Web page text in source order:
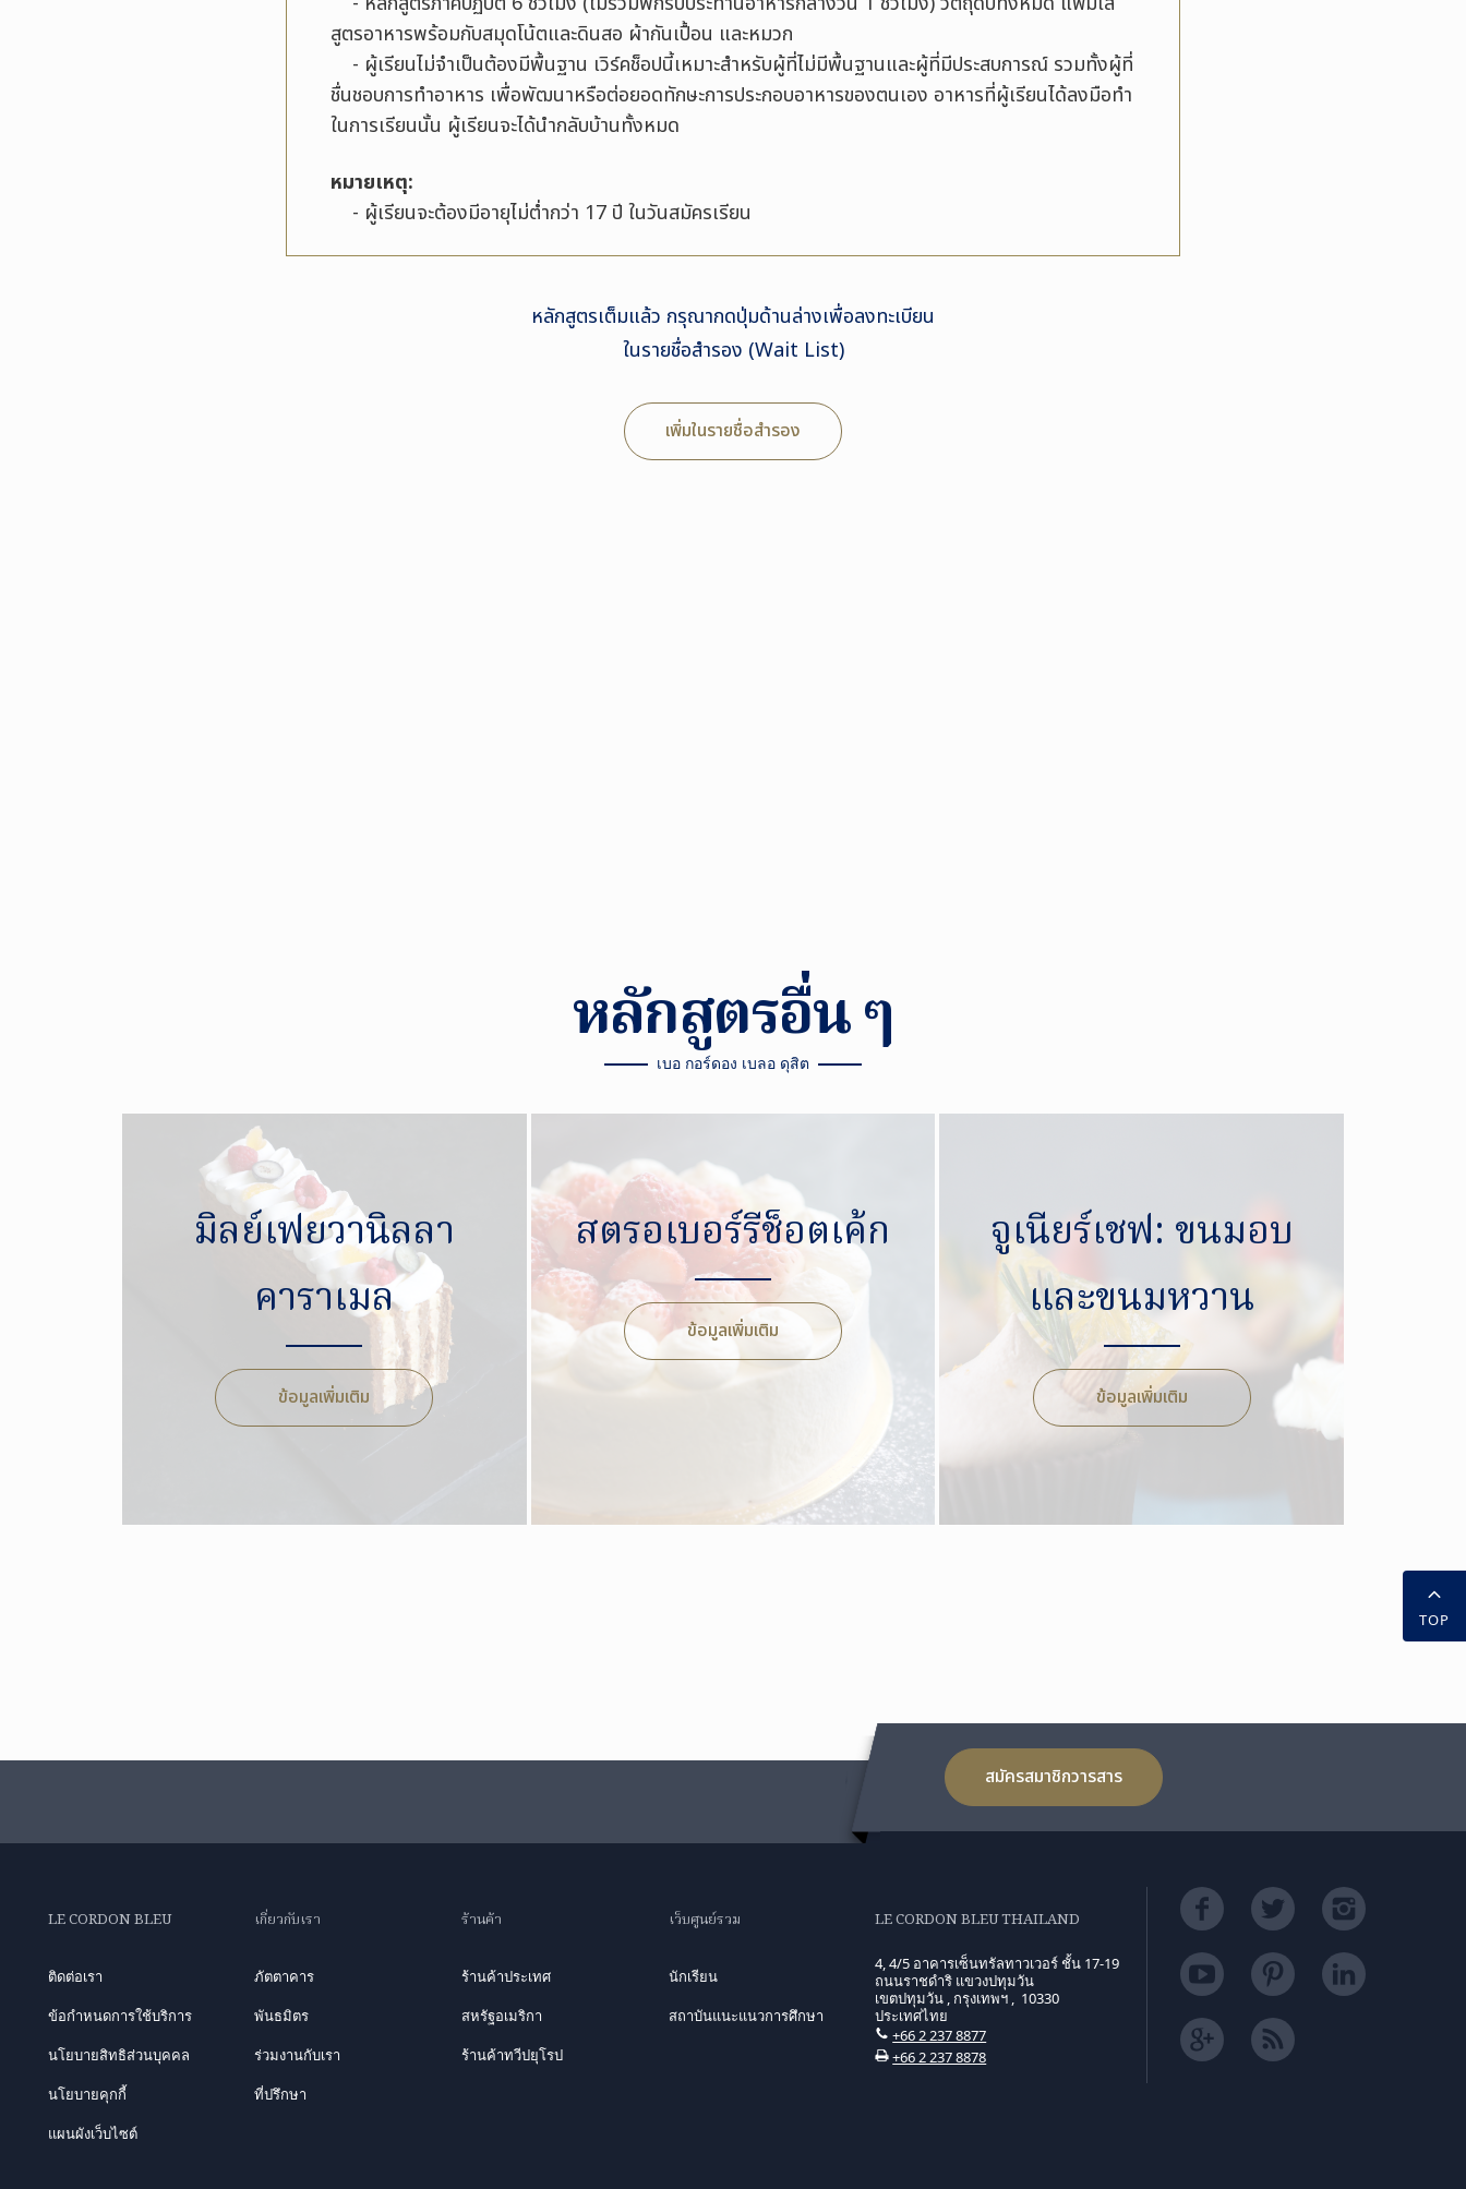
สูตรอาหารพร้อมกับสมุดโน้ตและดินสอ ผ้ากันเปื้อน และหมวก
- ผู้เรียนไม่จำเป็นต้องมีพื้นฐาน เวิร์คช็อปนี้เหมาะสำหรับผู้ที่ไม่มีพื้นฐานและผู้ที่มีประสบการณ์ รวมทั้งผู้ที่
ชื่นชอบการทำอาหาร เพื่อพัฒนาหรือต่อยอดทักษะการประกอบอาหารของตนเอง อาหารที่ผู้เรียนได้ลงมือทำ
ในการเรียนนั้น ผู้เรียนจะได้นำกลับบ้านทั้งหมด
หมายเหตุ:
- ผู้เรียนจะต้องมีอายุไม่ต่ำกว่า 17 ปี ในวันสมัครเรียน
หลักสูตรเต็มแล้ว กรุณากดปุ่มด้านล่างเพื่อลงทะเบียน
ในรายชื่อสำรอง (Wait List)
เพิ่มในรายชื่อสำรอง
หลักสูตรอื่น ๆ
เบอ กอร์ดอง เบลอ ดุสิต
มิลย์เฟยวานิลลา
คาราเมล
ข้อมูลเพิ่มเติม
สตรอเบอร์รีช็อตเค้ก
ข้อมูลเพิ่มเติม
จูเนียร์เชฟ: ขนมอบ
และขนมหวาน
ข้อมูลเพิ่มเติม
สมัครสมาชิกวารสาร
TOP
LE CORDON BLEU
ติดต่อเรา
ข้อกำหนดการใช้บริการ
นโยบายสิทธิส่วนบุคคล
นโยบายคุกกี้
แผนผังเว็บไซต์
เกี่ยวกับเรา
ภัตตาคาร
พันธมิตร
ร่วมงานกับเรา
ที่ปรึกษา
ร้านค้า
ร้านค้าประเทศ
สหรัฐอเมริกา
ร้านค้าทวีปยุโรป
เว็บศูนย์รวม
นักเรียน
สถาบันแนะแนวการศึกษา
LE CORDON BLEU THAILAND
4, 4/5 อาคารเซ็นทรัลทาวเวอร์ ชั้น 17-19
ถนนราชดำริ แขวงปทุมวัน
เขตปทุมวัน , กรุงเทพฯ , 10330
ประเทศไทย
+66 2 237 8877
+66 2 237 8878